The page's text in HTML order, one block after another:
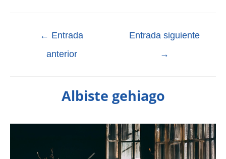
← Entrada
anterior
Entrada siguiente
→
Albiste gehiago